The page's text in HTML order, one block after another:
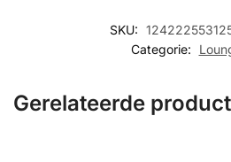
SKU:
Categorie:
Gerelateerde